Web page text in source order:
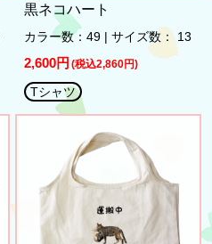
黒ネコハート
カラー数：49 | サイズ数： 13
2,600円 (税込2,860円)
Tシャツ